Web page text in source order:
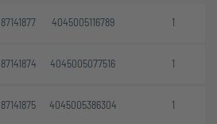
87141877 4045005116789 1
87141874 4045005077516 1
87141875 4045005386304 1